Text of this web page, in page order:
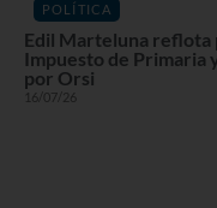
POLÍTICA
Edil Marteluna reflota
Impuesto de Primaria
por Orsi
16/07/26